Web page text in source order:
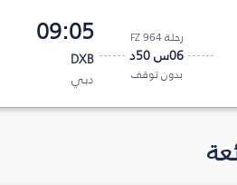
رحلة FZ 964
06س 50د
بدون توقف
09:05
DXB
دبي